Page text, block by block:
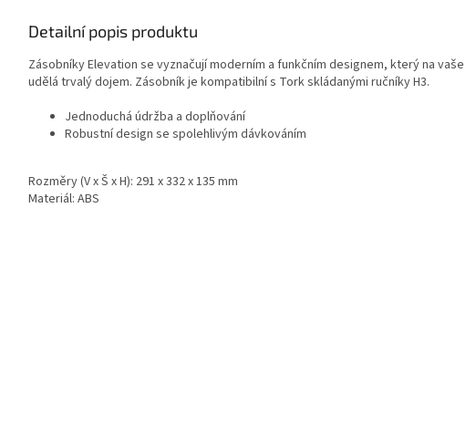
Detailní popis produktu
Zásobníky Elevation se vyznačují moderním a funkčním designem, který na
udělá trvalý dojem. Zásobník je kompatibilní s Tork skládanými ručníky H3.
Jednoduchá údržba a doplňování
Robustní design se spolehlivým dávkováním
Rozměry (V x Š x H): 291 x 332 x 135 mm
Materiál: ABS